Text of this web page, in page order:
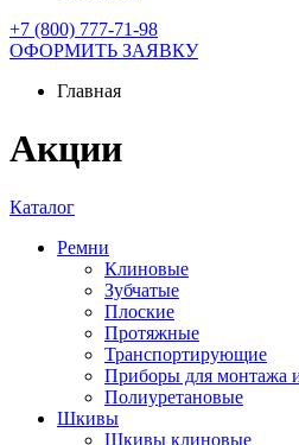
+7 (800) 777-71-98
ОФОРМИТЬ ЗАЯВКУ
Главная
Акции
Каталог
Ремни
Клиновые
Зубчатые
Плоские
Протяжные
Транспортирующие
Приборы для монтажа
Полиуретановые
Шкивы
Шкивы клиновые